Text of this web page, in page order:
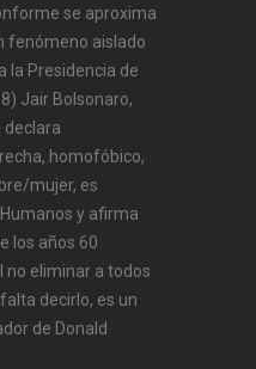
se aproxima
fenómeno aislado
la Presidencia de
Jair Bolsonaro,
declara
homofóbico,
mujer, es
y afirma
los años 60
no eliminar a todos
decirlo, es un
de Donald